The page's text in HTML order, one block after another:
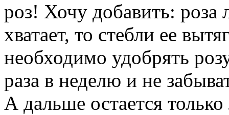
роз! Хочу добавить: роза
хватает, то стебли ее
необходимо удобрять
раза в неделю и не
А дальше остается